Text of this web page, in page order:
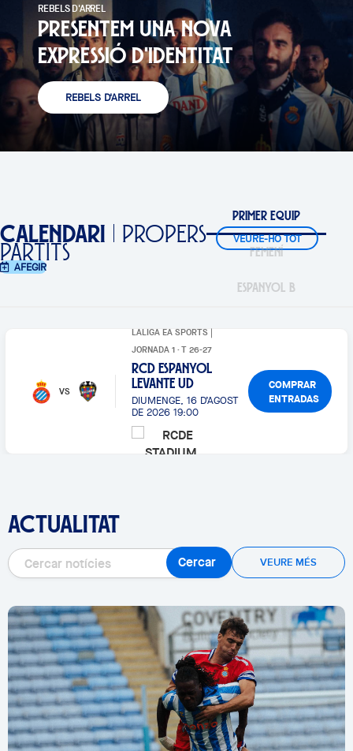
REBELS D'ARREL
PRESENTEM UNA NOVA
EXPRESSIÓ D'IDENTITAT
REBELS D'ARREL
CALENDARI
PROPERS
PARTITS
AFEGIR
PRIMER EQUIP
FEMENÍ
ESPANYOL B
VEURE-HO TOT
VS
LALIGA EA SPORTS |
JORNADA 1 · T 26-27
RCD ESPANYOL
LEVANTE UD
DIUMENGE, 16 D’AGOST
DE 2026 19:00
COMPRAR
ENTRADAS
ACTUALITAT
Cercar VEURE MÉS